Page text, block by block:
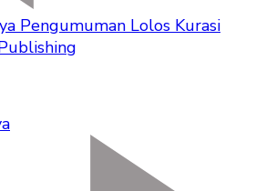
Pengumuman Lolos Kurasi